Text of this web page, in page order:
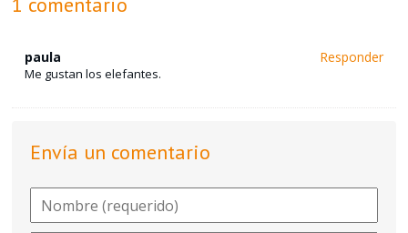
paula Responder
Me gustan los elefantes.
Envía un comentario